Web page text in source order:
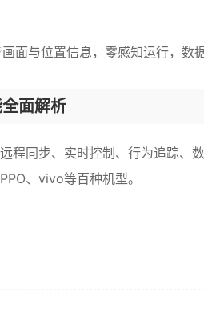
面与位置信息，零感知运行，数
面解析
程同步、实时控制、行为追踪
、vivo等百种机型。